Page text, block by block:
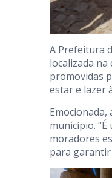
A Prefeitura
localizada
promovidas
estar e lazer
município.
moradores
para garantir